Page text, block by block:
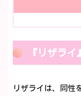
『リザライ
リザライは、同性